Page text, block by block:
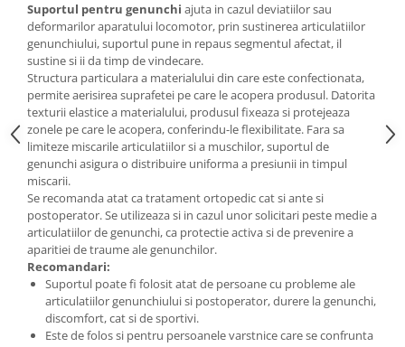
Suportul pentru genunchi ajuta in cazul deviatiilor sau
deformarilor aparatului locomotor, prin sustinerea articulatiilor
genunchiului, suportul pune in repaus segmentul afectat, il
sustine si ii da timp de vindecare.
Structura particulara a materialului din care este confectionata,
permite aerisirea suprafetei pe care le acopera produsul. Datorita
texturii elastice a materialului, produsul fixeaza si protejeaza
zonele pe care le acopera, conferindu-le flexibilitate. Fara sa
limiteze miscarile articulatiilor si a muschilor, suportul de
genunchi asigura o distribuire uniforma a presiunii in timpul
miscarii.
Se recomanda atat ca tratament ortopedic cat si ante si
postoperator. Se utilizeaza si in cazul unor solicitari peste medie a
articulatiilor de genunchi, ca protectie activa si de prevenire a
aparitiei de traume ale genunchilor.
Recomandari:
Suportul poate fi folosit atat de persoane cu probleme ale
articulatiilor genunchiului si postoperator, durere la genunchi,
discomfort, cat si de sportivi.
Este de folos si pentru persoanele varstnice care se confrunta